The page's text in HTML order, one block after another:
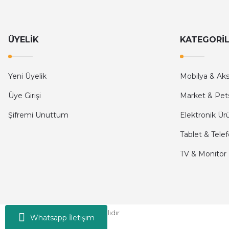
Whatsapp İletişim
ÜYELİK
Yeni Üyelik
Üye Girişi
Şifremi Unuttum
Mobilya &
Market &
Elektronik
Tablet &
TV & Monitör
Moni © 2024 - Tüm Hakları Saklıdır